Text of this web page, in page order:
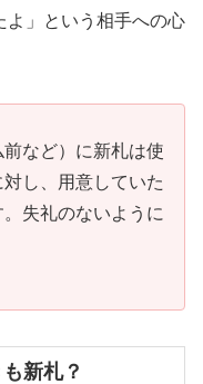
よ」という相手への心
など）に新札は使
し、用意していた
失礼のないように
新札？